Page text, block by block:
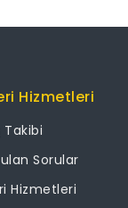
Hizmetleri
Takibi
Sorular
Hizmetleri